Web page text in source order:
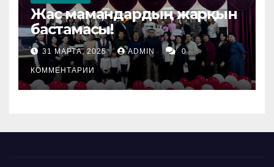
Жас мамандардың жарқын
бастамасы!
31 МАРТА, 2025 ADMIN 0
КОММЕНТАРИИ